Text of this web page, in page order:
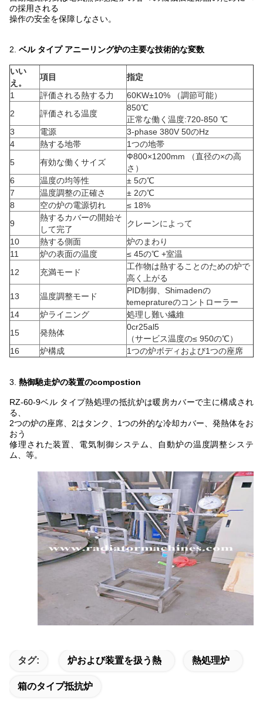
の採用される
操作の安全を保障しなさい。
2. ベル タイプ アニーリング炉の主要な技術的な変数
いい
え。
項目
指定
1
評価される熱する力
60KW±10% （調節可能）
2
評価される温度
850℃
正常な働く温度:720-850 ℃
3
電源
3-phase 380V 50のHz
4
熱する地帯
1つの地帯
5
有効な働くサイズ
Ф800×1200mm （直径の×の高
さ）
6
温度の均等性
± 5の℃
7
温度調整の正確さ
± 2の℃
8
空の炉の電源切れ
≤ 18%
9
熱するカバーの開始そ
して完了
クレーンによって
10
熱する側面
炉のまわり
11
炉の表面の温度
≤ 45の℃ +室温
12
充満モード
工作物は熱することのための炉で
高く上がる
13
温度調整モード
PID制御、Shimadenの
temepratureのコントローラー
14
炉ライニング
処理し難い繊維
15
発熱体
0cr25al5
（サービス温度の≤ 950の℃）
16
炉構成
1つの炉ボディおよび1つの座席
3. 熱御馳走炉の装置のcompostion
RZ-60-9ベル タイプ熱処理の抵抗炉は暖房カバーで主に構成され
る、
2つの炉の座席、2はタンク、1つの外的な冷却カバー、発熱体をお
おう
修理された装置、電気制御システム、自動炉の温度調整システ
ム、等。
タグ: 炉および装置を扱う熱 熱処理炉
箱のタイプ抵抗炉